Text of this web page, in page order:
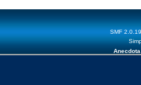
SMF 2.0.19
Anecdota